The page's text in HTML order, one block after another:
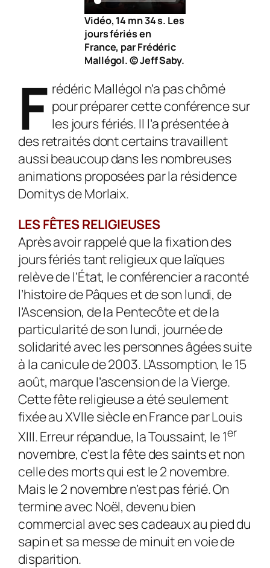
Vidéo, 14 mn 34 s. Les
jours fériés en
France, par Frédéric
Mallégol. © Jeff Saby.
F rédéric Mallégol n’a pas chômé
pour préparer cette conférence sur
les jours fériés. Il l’a présentée à
des retraités dont certains travaillent
aussi beaucoup dans les nombreuses
animations proposées par la résidence
Domitys de Morlaix.
LES FÊTES RELIGIEUSES
Après avoir rappelé que la fixation des
jours fériés tant religieux que laïques
relève de l’État, le conférencier a raconté
l’histoire de Pâques et de son lundi, de
l’Ascension, de la Pentecôte et de la
particularité de son lundi, journée de
solidarité avec les personnes âgées suite
à la canicule de 2003. L’Assomption, le 15
août, marque l’ascension de la Vierge.
Cette fête religieuse a été seulement
fixée au XVIIe siècle en France par Louis
XIII. Erreur répandue, la Toussaint, le 1er
novembre, c’est la fête des saints et non
celle des morts qui est le 2 novembre.
Mais le 2 novembre n’est pas férié. On
termine avec Noël, devenu bien
commercial avec ses cadeaux au pied du
sapin et sa messe de minuit en voie de
disparition.